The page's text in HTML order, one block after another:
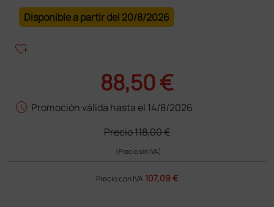
Disponible a partir del 20/8/2026
heart_plus
88,50 €
schedule Promoción válida hasta el 14/8/2026
Precio118,00 €
(Precio sin IVA)
Precio con IVA 107,09 €